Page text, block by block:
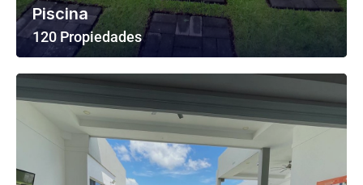
Piscina
120 Propiedades
Ver Todas Las Propiedades